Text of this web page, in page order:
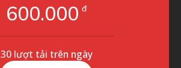
600.000 đ
30 lượt tải trên ngày